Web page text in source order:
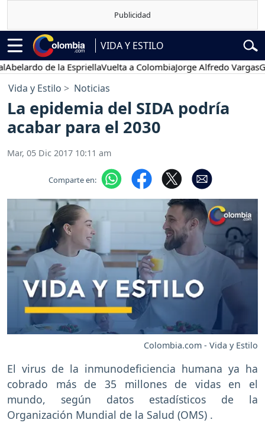
VIDA Y ESTILO
de la EspriellaVuelta a ColombiaJorge Alfredo Vargas
Vida y Estilo Noticias
La epidemia del SIDA podría
acabar para el 2030
Mar, 05 Dic 2017 10:11 am
Comparte en:
Colombia.com - Vida y Estilo
El virus de la inmunodeficiencia humana ya ha
cobrado más de 35 millones de vidas en el
mundo, según datos estadísticos de la
Organización Mundial de la Salud (OMS) .